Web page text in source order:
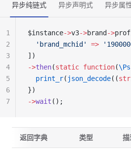
异步纯链式 异步声明式 异步属
$instance->v3->brand ->
  'brand_mchid'
=>
])
->then(static function(
  print_r
( json_decode((
})
->wait ();
1
2
3
4
5
6
7
返回字典 类型 描